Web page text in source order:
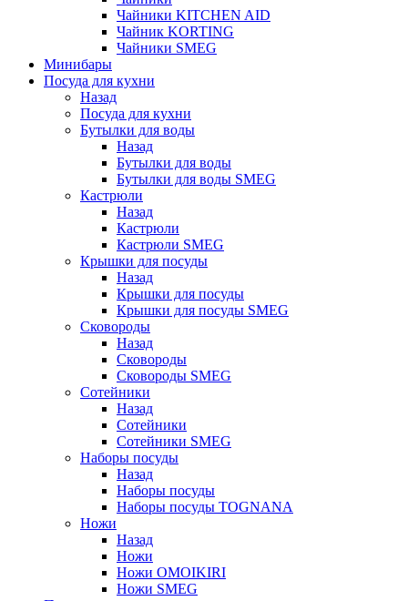
Чайники KITCHEN AID
Чайник KORTING
Чайники SMEG
Минибары
Посуда для кухни
Назад
Посуда для кухни
Бутылки для воды
Назад
Бутылки для воды
Бутылки для воды SMEG
Кастрюли
Назад
Кастрюли
Кастрюли SMEG
Крышки для посуды
Назад
Крышки для посуды
Крышки для посуды SMEG
Сковороды
Назад
Сковороды
Сковороды SMEG
Сотейники
Назад
Сотейники
Сотейники SMEG
Наборы посуды
Назад
Наборы посуды
Наборы посуды TOGNANA
Ножи
Назад
Ножи
Ножи OMOIKIRI
Ножи SMEG